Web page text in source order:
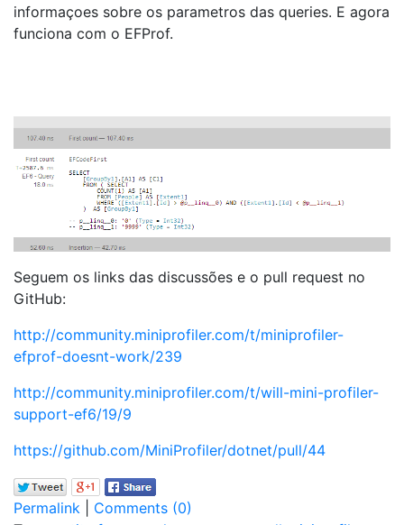
informaçoes sobre os parametros das queries. E agora
funciona com o EFProf.
Seguem os links das discussões e o pull request no
GitHub:
http://community.miniprofiler.com/t/miniprofiler-
efprof-doesnt-work/239
http://community.miniprofiler.com/t/will-mini-profiler-
support-ef6/19/9
https://github.com/MiniProfiler/dotnet/pull/44
Permalink
Comments (0)